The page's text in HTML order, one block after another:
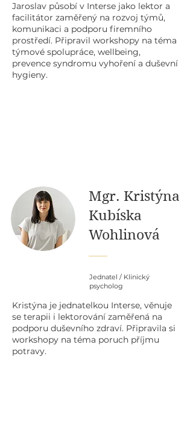
Jaroslav působí v Interse jako lektor a
facilitátor zaměřený na rozvoj týmů,
komunikaci a podporu firemního
prostředí. Připravil workshopy na téma
týmové spolupráce, wellbeing,
prevence syndromu vyhoření a duševní
hygieny.
Mgr. Kristýna
Kubíska
Wohlinová
Jednatel / Klinický
psycholog
Kristýna je jednatelkou Interse, věnuje
se terapii i lektorování zaměřená na
podporu duševního zdraví. Připravila si
workshopy na téma poruch příjmu
potravy.